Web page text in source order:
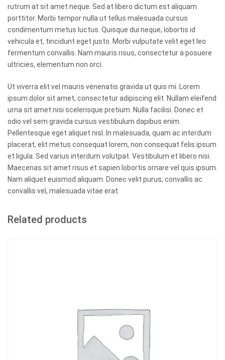
rutrum at sit amet neque. Sed at libero dictum est aliquam
porttitor. Morbi tempor nulla ut tellus malesuada cursus
condimentum metus luctus. Quisque dui neque, lobortis id
vehicula et, tincidunt eget justo. Morbi vulputate velit eget leo
fermentum convallis. Nam mauris risus, consectetur a posuere
ultricies, elementum non orci.
Ut viverra elit vel mauris venenatis gravida ut quis mi. Lorem
ipsum dolor sit amet, consectetur adipiscing elit. Nullam eleifend
urna sit amet nisi scelerisque pretium. Nulla facilisi. Donec et
odio vel sem gravida cursus vestibulum dapibus enim.
Pellentesque eget aliquet nisl. In malesuada, quam ac interdum
placerat, elit metus consequat lorem, non consequat felis ipsum
et ligula. Sed varius interdum volutpat. Vestibulum et libero nisi.
Maecenas sit amet risus et sapien lobortis ornare vel quis ipsum.
Nam aliquet euismod aliquam. Donec velit purus, convallis ac
convallis vel, malesuada vitae erat.
Related products